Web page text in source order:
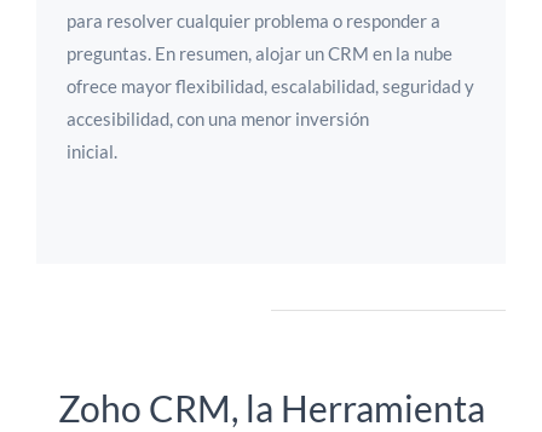
para resolver cualquier problema o responder a
preguntas. En resumen, alojar un CRM en la nube
ofrece mayor flexibilidad, escalabilidad, seguridad y
accesibilidad, con una menor inversión
inicial.
Zoho CRM, la Herramienta